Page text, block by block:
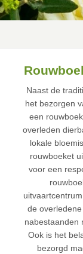
Naast de
het bezorgen
een
overleden
lokale
rouwboeket
voor een
de
nabestaanden
Ook is het
bezorgd